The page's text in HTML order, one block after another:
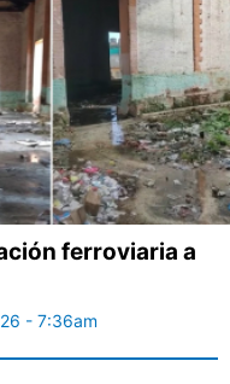
ferroviaria a
- 7:36am